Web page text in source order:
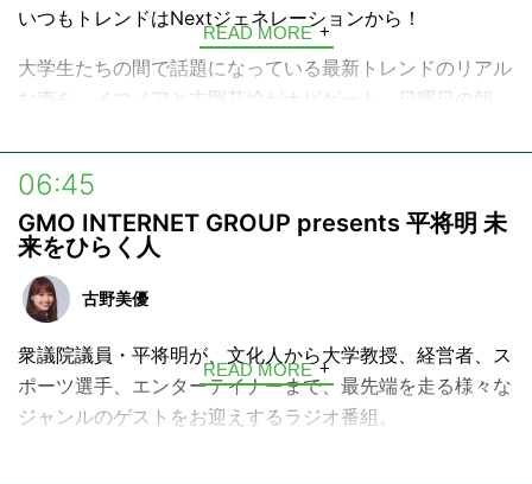
日曜の朝、コーヒーでも飲みながらリラックスしてお聴き
いつもトレンドはNextジェネレーションから！
大学生たちの間で話題になっている最新トレンドのリアル
な声を、イマノアと吉岡花絵がナビゲート。日曜日の朝
間で今これが流行っているのか、次に来るトレンドは何
か、Z世代の生の声をキャッチして発信する5分間です。
READ MORE
06:45
GMO INTERNET GROUP presents 平将明 未
来をひらく人
古野美優
衆議院議員・平将明が、文化人から大学教授、経営者、ス
ポーツ選手、エンターテイナーまで、最先端を走る様々な
ジャンルのゲストをお迎えするラジオ番組。
READ MORE